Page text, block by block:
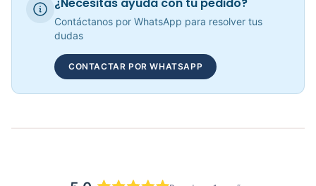
COP 67,718.00
¿Necesitas ayuda con tu pedido?
Contáctanos por WhatsApp para resolver tus
dudas
CONTACTAR POR WHATSAPP